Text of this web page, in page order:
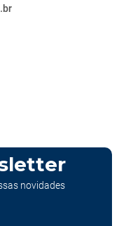
novidades